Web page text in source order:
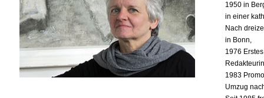
1950 in
in einer
Nach
in Bonn,
1976
1983
Umzug